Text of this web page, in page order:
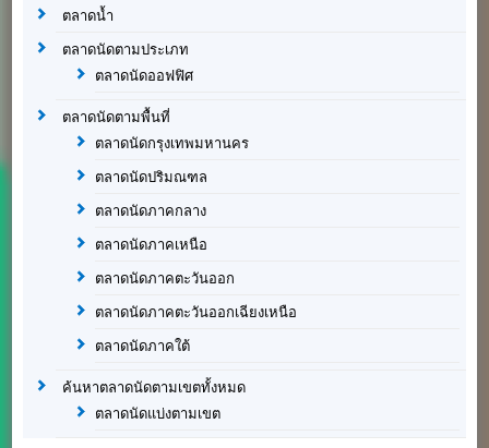
ตลาดน้ำ
ตลาดนัดตามประเภท
ตลาดนัดออฟฟิศ
ตลาดนัดตามพื้นที่
ตลาดนัดกรุงเทพมหานคร
ตลาดนัดปริมณฑล
ตลาดนัดภาคกลาง
ตลาดนัดภาคเหนือ
ตลาดนัดภาคตะวันออก
ตลาดนัดภาคตะวันออกเฉียงเหนือ
ตลาดนัดภาคใต้
ค้นหาตลาดนัดตามเขตทั้งหมด
ตลาดนัดแบ่งตามเขต